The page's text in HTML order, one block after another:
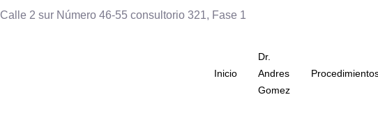
Calle 2 sur Número 46-55 consultorio 321, Fase 1
Inicio
Dr.
Andres
Gomez